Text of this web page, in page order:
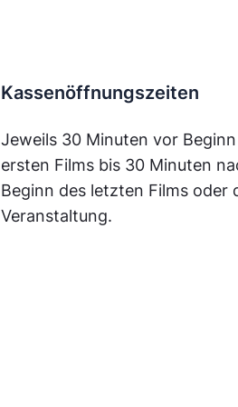
Kassenöffnungszeiten
Jeweils 30 Minuten vor
ersten Films bis 30 Minuten
Beginn des letzten Films oder
Veranstaltung.